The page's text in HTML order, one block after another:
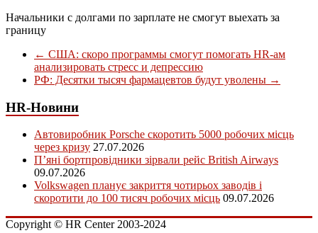
Начальники с долгами по зарплате не смогут выехать за
границу
← США: скоро программы смогут помогать HR-ам
анализировать стресс и депрессию
РФ: Десятки тысяч фармацевтов будут уволены →
HR-Новини
Автовиробник Porsche скоротить 5000 робочих місць
через кризу 27.07.2026
П’яні бортпровідники зірвали рейс British Airways
09.07.2026
Volkswagen планує закриття чотирьох заводів і
скоротити до 100 тисяч робочих місць 09.07.2026
Copyright © HR Center 2003-2024